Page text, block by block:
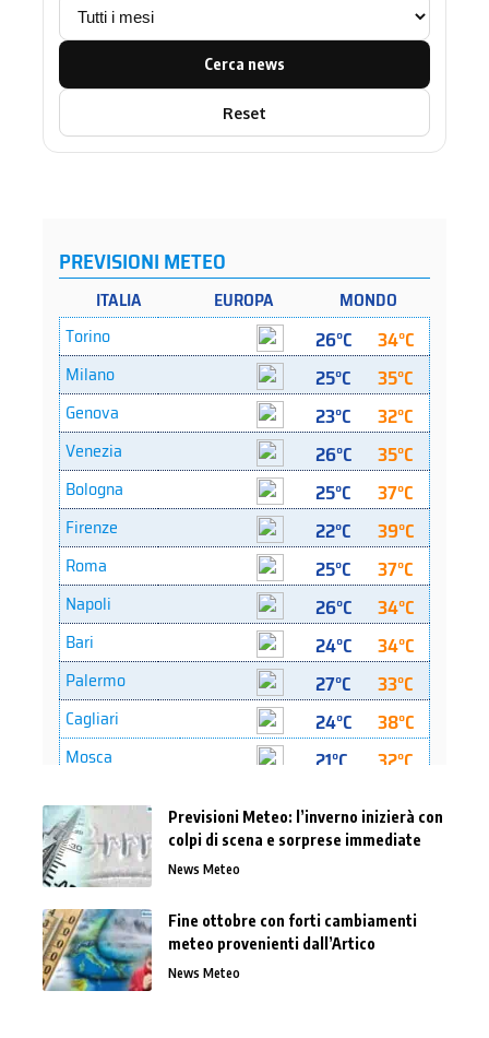
Cerca news
Reset
Previsioni Meteo: l’inverno inizierà con
colpi di scena e sorprese immediate
News Meteo
Fine ottobre con forti cambiamenti
meteo provenienti dall’Artico
News Meteo